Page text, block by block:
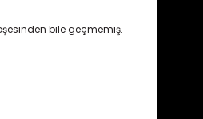
bile geçmemiş.